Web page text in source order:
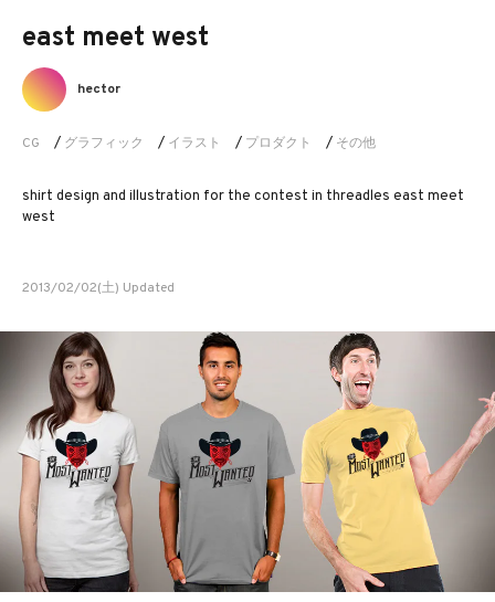
east meet west
CG / グラフィック / イラスト / プロダクト / その他
hector
shirt design and illustration for the contest in threadles east meet
west
2013/02/02(土) Updated